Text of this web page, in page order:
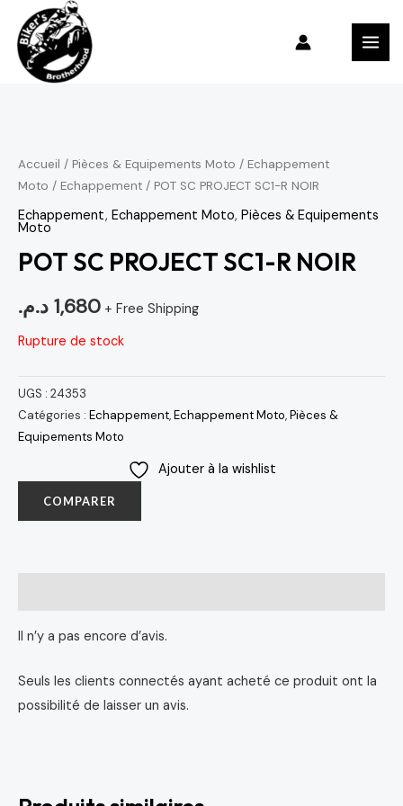
contenu
Accueil / Pièces & Equipements Moto / Echappement
Moto / Echappement / POT SC PROJECT SC1-R NOIR
Echappement, Echappement Moto, Pièces & Equipements
Moto
POT SC PROJECT SC1-R NOIR
1,680 د.م.
+ Free Shipping
Rupture de stock
UGS : 24353
Catégories : Echappement,Echappement Moto,Pièces &
Equipements Moto
Ajouter à la wishlist
COMPARER
Il n’y a pas encore d’avis.
Seuls les clients connectés ayant acheté ce produit ont la
possibilité de laisser un avis.